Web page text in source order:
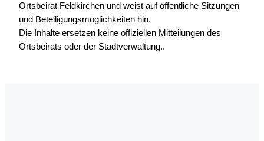
Ortsbeirat Feldkirchen und weist auf öffentliche Sitzungen
und Beteiligungsmöglichkeiten hin.
Die Inhalte ersetzen keine offiziellen Mitteilungen des
Ortsbeirats oder der Stadtverwaltung..